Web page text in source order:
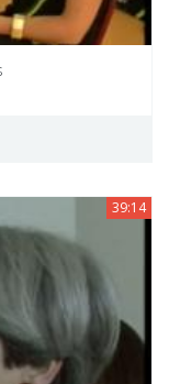
39:14